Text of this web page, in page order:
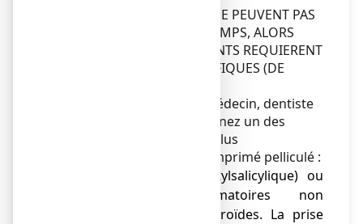
CERTAINS MEDICAMENTS NE PEUVENT PAS
ETRE UTILISES EN MEME TEMPS, ALORS
QUE D'AUTRES MEDICAMENTS REQUIERENT
DES CHANGEMENTS SPECIFIQUES (DE
Toujours informer votre médecin, dentiste
ou pharmacien, si vous prenez un des
médicaments suivants en plus
d’IBUPRADOLL 400 mg, comprimé pelliculé :
● aspirine (acide acétylsalicylique) ou
d'autres anti-inflammatoires non
stéroïdiens ; corticostéroïdes. La prise